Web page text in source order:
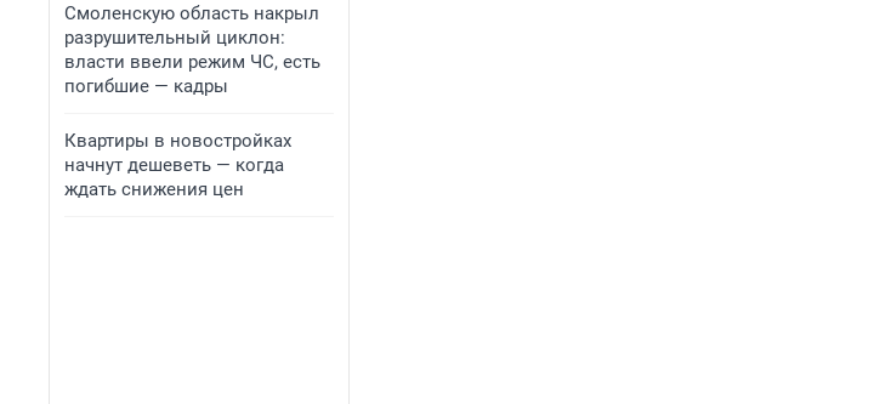
Смоленскую область накрыл
разрушительный циклон:
власти ввели режим ЧС, есть
погибшие — кадры
Квартиры в новостройках
начнут дешеветь — когда
ждать снижения цен